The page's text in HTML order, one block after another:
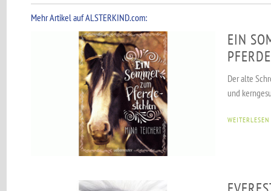
Mehr Artikel auf ALSTERKIND.com:
EIN
Der alte
und
WEITERLESEN